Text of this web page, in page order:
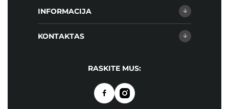
INFORMACIJA
KONTAKTAS
RASKITE MUS: